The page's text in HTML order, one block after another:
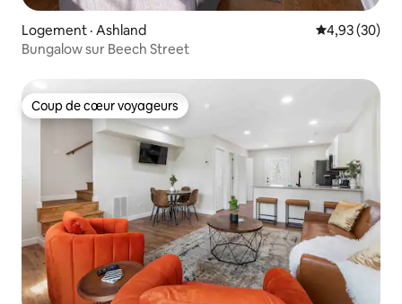
Logement · Ashland Note
4,93 (30)
Bungalow sur Beech Street
Coup de cœur voyageurs
Coup de cœur voyageurs